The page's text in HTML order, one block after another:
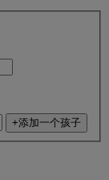
+添加一个孩子